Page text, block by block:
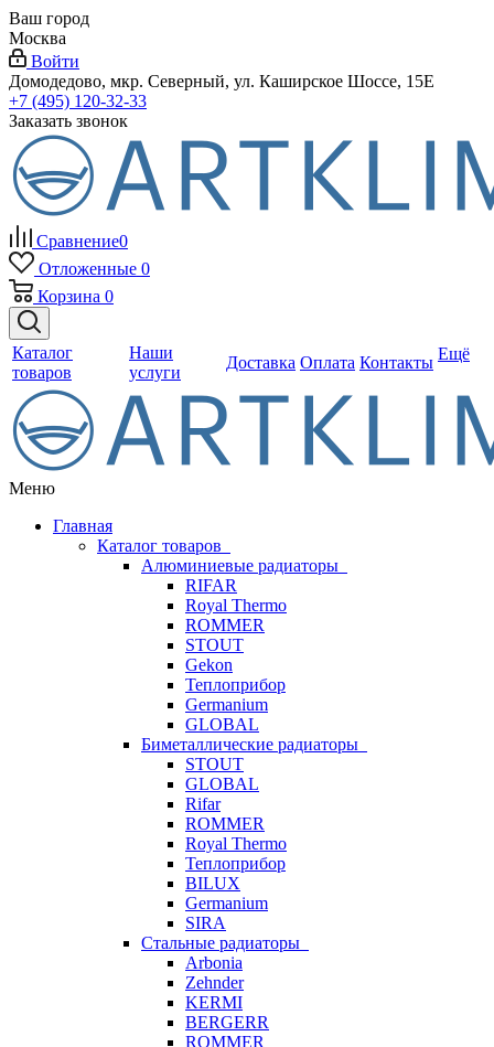
Ваш город
Москва
Войти
Домодедово, мкр. Северный, ул. Каширское Шоссе, 15Е
+7 (495) 120-32-33
Заказать звонок
Сравнение0
Отложенные 0
Корзина 0
Каталог
товаров
Наши
услуги
Доставка Оплата Контакты Ещё
Меню
Главная
Каталог товаров
Алюминиевые радиаторы
RIFAR
Royal Thermo
ROMMER
STOUT
Gekon
Теплоприбор
Germanium
GLOBAL
Биметаллические радиаторы
STOUT
GLOBAL
Rifar
ROMMER
Royal Thermo
Теплоприбор
BILUX
Germanium
SIRA
Стальные радиаторы
Arbonia
Zehnder
KERMI
BERGERR
ROMMER